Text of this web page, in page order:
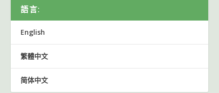
語言:
English
繁體中文
简体中文